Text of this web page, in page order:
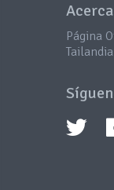
Página